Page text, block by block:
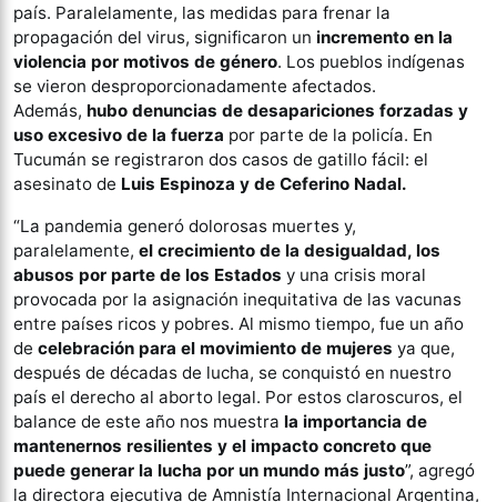
país. Paralelamente, las medidas para frenar la
propagación del virus, significaron un incremento en la
violencia por motivos de género. Los pueblos indígenas
se vieron desproporcionadamente afectados.
Además, hubo denuncias de desapariciones forzadas y
uso excesivo de la fuerza por parte de la policía. En
Tucumán se registraron dos casos de gatillo fácil: el
asesinato de Luis Espinoza y de Ceferino Nadal.
“La pandemia generó dolorosas muertes y,
paralelamente, el crecimiento de la desigualdad, los
abusos por parte de los Estados y una crisis moral
provocada por la asignación inequitativa de las vacunas
entre países ricos y pobres. Al mismo tiempo, fue un año
de celebración para el movimiento de mujeres ya que,
después de décadas de lucha, se conquistó en nuestro
país el derecho al aborto legal. Por estos claroscuros, el
balance de este año nos muestra la importancia de
mantenernos resilientes y el impacto concreto que
puede generar la lucha por un mundo más justo”, agregó
la directora ejecutiva de Amnistía Internacional Argentina,